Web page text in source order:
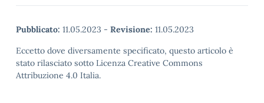
Pubblicato: 11.05.2023 - Revisione: 11.05.2023
Eccetto dove diversamente specificato, questo articolo è
stato rilasciato sotto Licenza Creative Commons
Attribuzione 4.0 Italia.